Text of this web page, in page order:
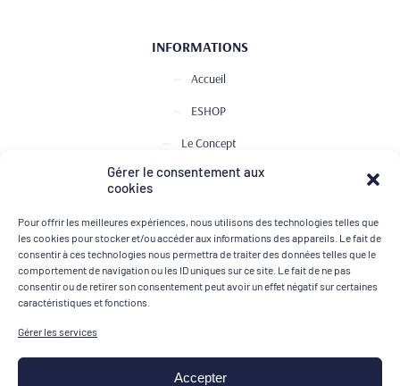
Gérer le consentement aux
cookies
Pour offrir les meilleures expériences, nous utilisons des technologies telles que
les cookies pour stocker et/ou accéder aux informations des appareils. Le fait de
consentir à ces technologies nous permettra de traiter des données telles que le
comportement de navigation ou les ID uniques sur ce site. Le fait de ne pas
consentir ou de retirer son consentement peut avoir un effet négatif sur certaines
caractéristiques et fonctions.
Gérer les services
Accepter
INFORMATIONS
Accueil
ESHOP
Le Concept
Club de Dégustation
Contact
MOYENS DE PAIEMENT